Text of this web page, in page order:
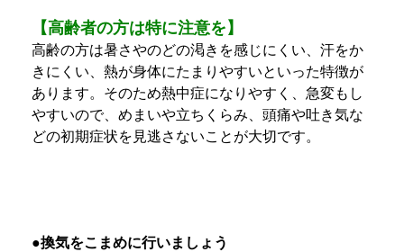
【高齢者の方は特に注意を】
高齢の方は暑さやのどの渇きを感じにくい、汗をか
きにくい、熱が身体にたまりやすいといった特徴が
あります。そのため熱中症になりやすく、急変もし
やすいので、めまいや立ちくらみ、頭痛や吐き気な
どの初期症状を見逃さないことが大切です。
●換気をこまめに行いましょう